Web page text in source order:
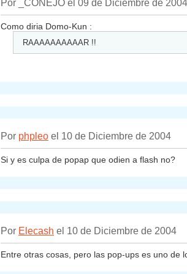
Por _CONEJO el 09 de Diciembre de 2004
Como diria Domo-Kun :
RAAAAAAAAAAR !!
Por phpleo el 10 de Diciembre de 2004
Si y es culpa de popap que odien a flash no?
Por Elecash el 10 de Diciembre de 2004
Entre otras cosas, pero las pop-ups es uno de